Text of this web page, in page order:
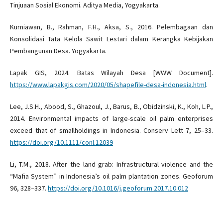
Tinjuaan Sosial Ekonomi. Aditya Media, Yogyakarta.
Kurniawan, B., Rahman, F.H., Aksa, S., 2016. Pelembagaan dan
Konsolidasi Tata Kelola Sawit Lestari dalam Kerangka Kebijakan
Pembangunan Desa. Yogyakarta.
Lapak GIS, 2024. Batas Wilayah Desa [WWW Document].
https://www.lapakgis.com/2020/05/shapefile-desa-indonesia.html.
Lee, J.S.H., Abood, S., Ghazoul, J., Barus, B., Obidzinski, K., Koh, L.P.,
2014. Environmental impacts of large-scale oil palm enterprises
exceed that of smallholdings in Indonesia. Conserv Lett 7, 25–33.
https://doi.org/10.1111/conl.12039
Li, T.M., 2018. After the land grab: Infrastructural violence and the
“Mafia System” in Indonesia’s oil palm plantation zones. Geoforum
96, 328–337. https://doi.org/10.1016/j.geoforum.2017.10.012